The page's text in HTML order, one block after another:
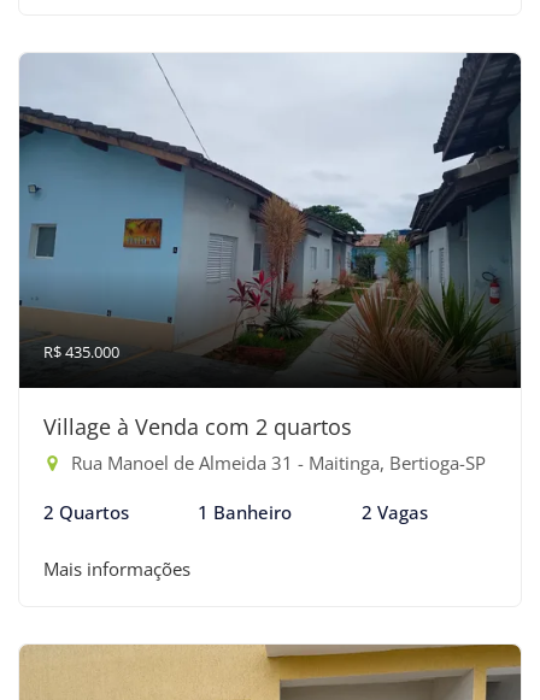
R$ 435.000
Village à Venda com 2 quartos
Rua Manoel de Almeida 31 - Maitinga, Bertioga-SP
2 Quartos 1 Banheiro 2 Vagas
Mais informações